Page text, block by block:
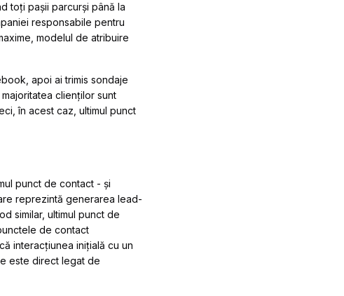
toți pașii parcurși până la
responsabile pentru
modelul de atribuire
apoi ai trimis sondaje
clienților sunt
în acest caz, ultimul punct
punct de contact - și
reprezintă generarea lead-
similar, ultimul punct de
de contact
interacțiunea inițială cu un
este direct legat de